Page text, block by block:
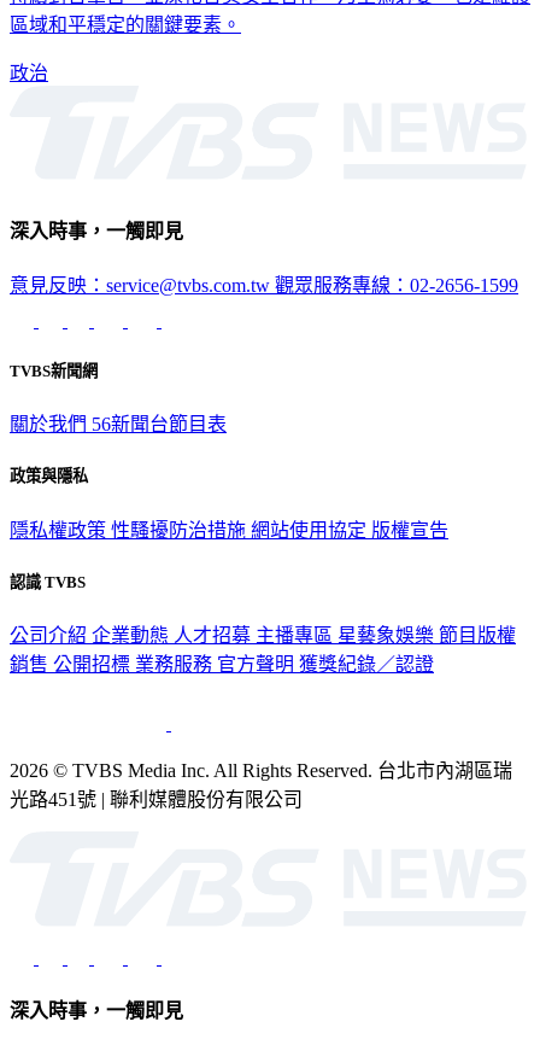
區域和平穩定的關鍵要素。
政治
深入時事，一觸即見
意見反映：service@tvbs.com.tw 觀眾服務專線：02-2656-1599
TVBS新聞網
關於我們 56新聞台節目表
政策與隱私
隱私權政策 性騷擾防治措施 網站使用協定 版權宣告
認識 TVBS
公司介紹 企業動態 人才招募 主播專區 星藝象娛樂 節目版權
銷售 公開招標 業務服務 官方聲明 獲獎紀錄／認證
2026 © TVBS Media Inc. All Rights Reserved. 台北市內湖區瑞
光路451號 | 聯利媒體股份有限公司
深入時事，一觸即見